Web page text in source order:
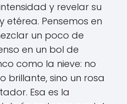
y revelar su
etérea. Pensemos en
un poco de
en un bol de
como la nieve: no
brillante, sino un rosa
Esa es la